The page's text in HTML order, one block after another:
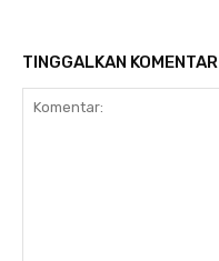
TINGGALKAN KOMENTAR